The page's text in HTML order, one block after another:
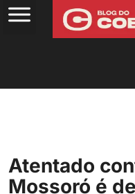
Atentado
Mossoró é